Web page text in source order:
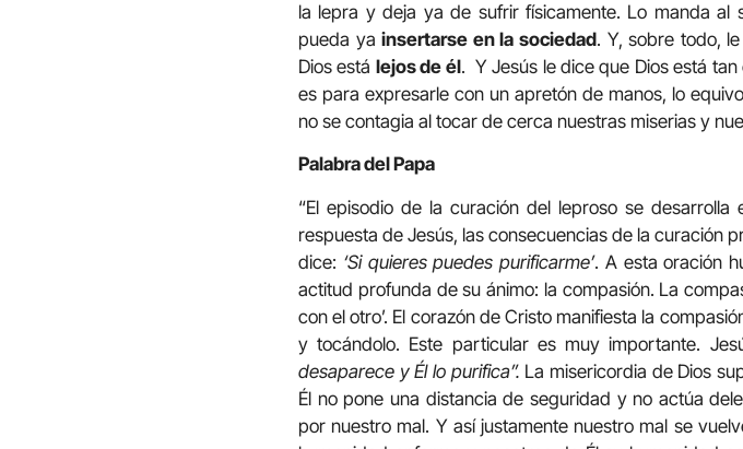
la lepra y deja ya de sufrir físicamente. Lo manda
pueda yainsertarse en la sociedad. Y, sobre todo,
Dios está lejos de él. Y Jesús le dice que Dios está
es para expresarle con un apretón de manos, lo
no se contagia al tocar de cerca nuestras miserias y
Palabra del Papa
“El episodio de la curación del leproso se
respuesta de Jesús, las consecuencias de la curación
dice: ‘Si quieres puedes purificarme’. A esta oración
actitud profunda de su ánimo: la compasión. La
con el otro’. El corazón de Cristo manifiesta la
y tocándolo. Este particular es muy importante.
desaparece y Él lo purifica”. La misericordia de Dios
Él no pone una distancia de seguridad y no actúa
por nuestro mal. Y así justamente nuestro mal se